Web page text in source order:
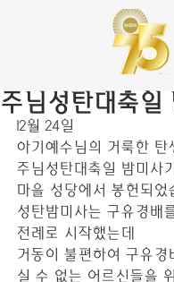
주님성탄대축일
12월 24일
아기예수님의 거룩한 탄
주님성탄대축일 밤미사
마을 성당에서 봉헌되었
성탄밤미사는 구유경배
전례로 시작했는데
거동이 불편하여 구유경
실 수 없는 어르신들을